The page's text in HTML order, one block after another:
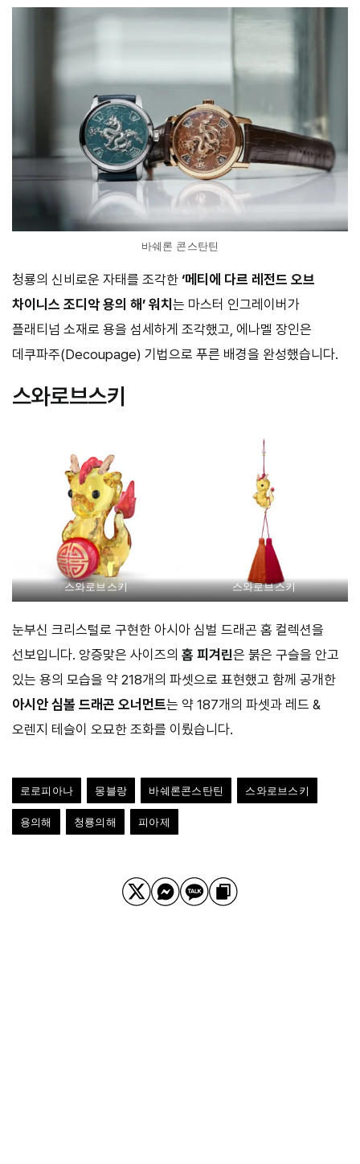
바쉐론 콘스탄틴
청룡의 신비로운 자태를 조각한 ‘메티에 다르 레전드 오브
차이니스 조디악 용의 해’ 워치 는 마스터 인그레이버가
플래티넘 소재로 용을 섬세하게 조각했고, 에나멜 장인은
데쿠파주(Decoupage) 기법으로 푸른 배경을 완성했습니다.
스와로브스키
스와로브스키 스와로브스키
눈부신 크리스털로 구현한 아시아 심벌 드래곤 홈 컬렉션을
선보입니다. 앙증맞은 사이즈의 홈 피겨린은 붉은 구슬을 안고
있는 용의 모습을 약 218개의 파셋으로 표현했고 함께 공개한
아시안 심볼 드래곤 오너먼트는 약 187개의 파셋과 레드 &
오렌지 테슬이 오묘한 조화를 이뤘습니다.
로로피아나 몽블랑 바쉐론콘스탄틴 스와로브스키
용의해 청룡의해 피아제